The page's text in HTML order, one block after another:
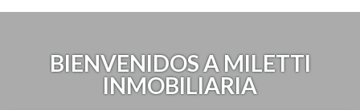
BIENVENIDOS A MILETTI
INMOBILIARIA